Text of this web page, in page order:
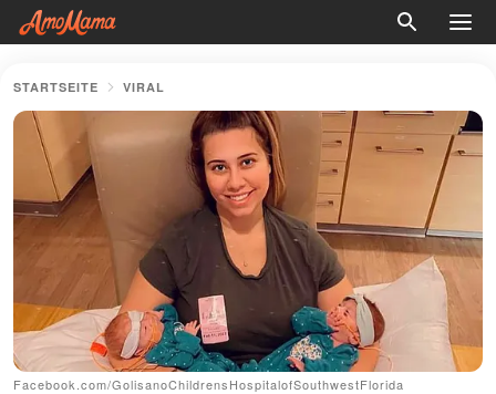
STARTSEITE VIRAL
Facebook.com/GolisanoChildrensHospitalofSouthwestFlorida